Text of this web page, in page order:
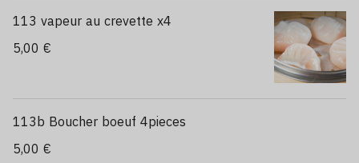
113 vapeur au crevette x4
5,00 €
113b Boucher boeuf 4pieces
5,00 €